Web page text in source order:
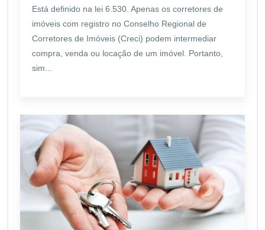
Está definido na lei 6.530. Apenas os corretores de
imóveis com registro no Conselho Regional de
Corretores de Imóveis (Creci) podem intermediar
compra, venda ou locação de um imóvel. Portanto,
sim...